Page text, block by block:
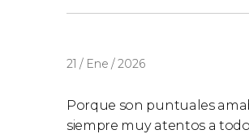
21 / Ene / 2026
Porque son puntuales
siempre muy atentos a